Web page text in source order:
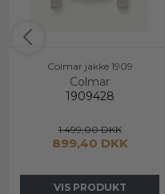
Colmar jakke 1909
Colmar
1909428
1.499,00 DKK
899,40 DKK
VIS PRODUKT